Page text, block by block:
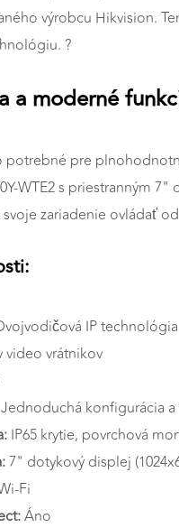
výrobcu Hikvision.
?
a moderné
potrebné pre
WTE2 s priestranným
zariadenie ovládať
IP technológia
video vrátnikov
Jednoduchá konfigurácia a
IP65 krytie, povrchová
7" dotykový displej
Fi
Áno
umožňujú meranie výkonu
určujeme počet návštev a
stránok. Dáta
ktoré ukazujú
COOKIES
používajú na sledovanie
webovými
partnerom zobrazovať
na našom webe aj v
strán.